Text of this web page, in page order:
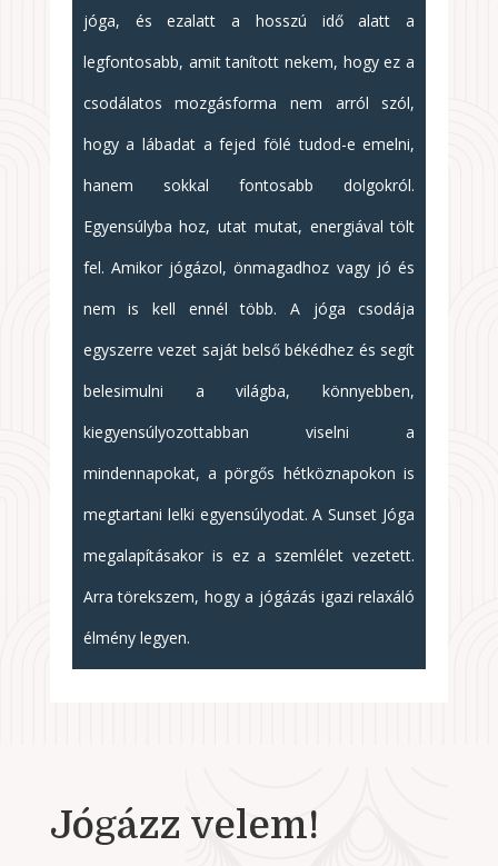
jóga, és ezalatt a hosszú idő alatt a
legfontosabb, amit tanított nekem, hogy ez a
csodálatos mozgásforma nem arról szól,
hogy a lábadat a fejed fölé tudod-e emelni,
hanem sokkal fontosabb dolgokról.
Egyensúlyba hoz, utat mutat, energiával tölt
fel. Amikor jógázol, önmagadhoz vagy jó és
nem is kell ennél több. A jóga csodája
egyszerre vezet saját belső békédhez és segít
belesimulni a világba, könnyebben,
kiegyensúlyozottabban viselni a
mindennapokat, a pörgős hétköznapokon is
megtartani lelki egyensúlyodat. A Sunset Jóga
megalapításakor is ez a szemlélet vezetett.
Arra törekszem, hogy a jógázás igazi relaxáló
élmény legyen.
Jógázz velem!